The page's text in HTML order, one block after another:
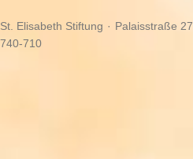
St. Elisabeth Stiftung · Palaisstraße 27
740-710